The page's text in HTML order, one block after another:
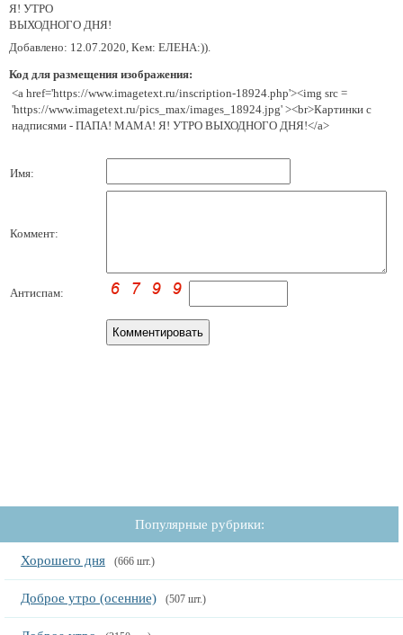
Я! УТРО
ВЫХОДНОГО ДНЯ!
Добавлено: 12.07.2020, Кем: ЕЛЕНА:)).
Код для размещения изображения:
<a href='https://www.imagetext.ru/inscription-18924.php'><img src =
'https://www.imagetext.ru/pics_max/images_18924.jpg' ><br>Картинки с
надписями - ПАПА! МАМА! Я! УТРО ВЫХОДНОГО ДНЯ!</a>
Имя:
Коммент:
Антиспам:
Популярные рубрики:
Хорошего дня (666 шт.)
Доброе утро (осенние) (507 шт.)